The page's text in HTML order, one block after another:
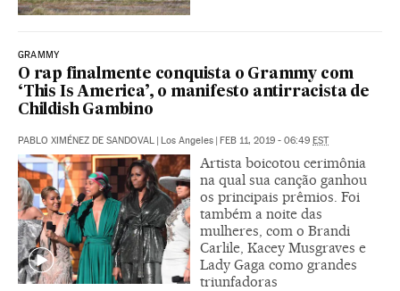
GRAMMY
O rap finalmente conquista o Grammy com
‘This Is America’, o manifesto antirracista de
Childish Gambino
PABLO XIMÉNEZ DE SANDOVAL | Los Angeles | FEB 11, 2019 - 06:49 EST
Artista boicotou cerimônia
na qual sua canção ganhou
os principais prêmios. Foi
também a noite das
mulheres, com o Brandi
Carlile, Kacey Musgraves e
Lady Gaga como grandes
triunfadoras